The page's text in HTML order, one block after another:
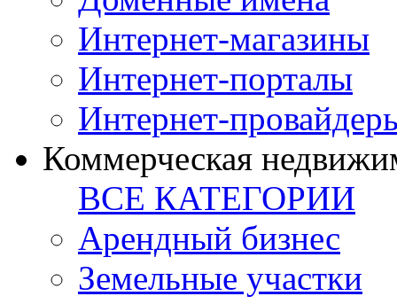
Интернет-магазины
Интернет-порталы
Интернет-
Коммерческая
ВСЕ КАТЕГОРИИ
Арендный бизнес
Земельные участки